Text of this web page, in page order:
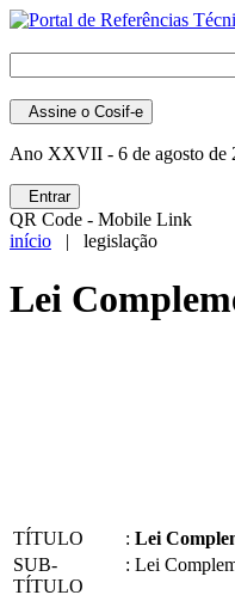
Assine o Cosif-e
Ano XXVII - 6 de agosto de
Entrar
QR Code - Mobile Link
início | legislação
Lei
TÍTULO : Lei
SUB-
TÍTULO
: Lei